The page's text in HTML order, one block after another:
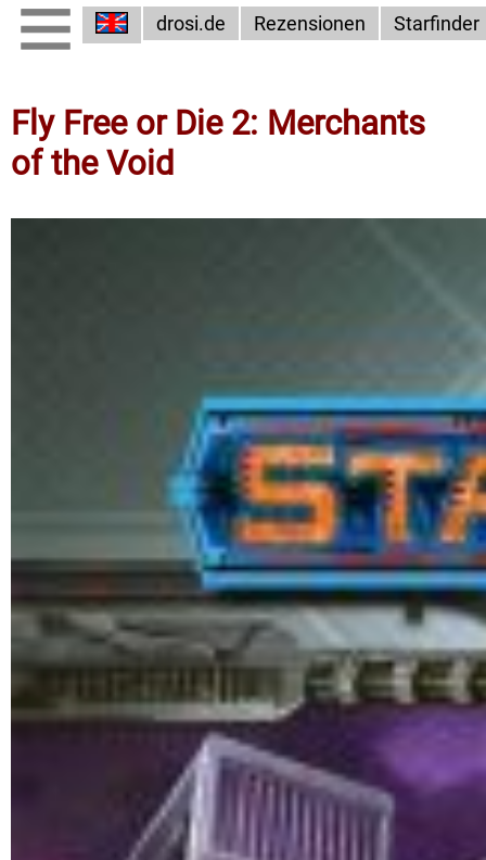
drosi.de Rezensionen Starfinder
Fly Free or Die 2: Merchants
of the Void